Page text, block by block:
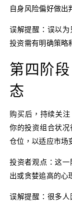
自身风险偏好做出
误解提醒：误以为
投资需有明确策略
第四阶
态
购买后，持续关
你的投资组合状
仓位，以适应市场
投资者观点：这
出或贪婪追高的心
误解提醒：很多